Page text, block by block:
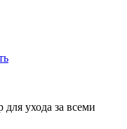
ухода за всеми